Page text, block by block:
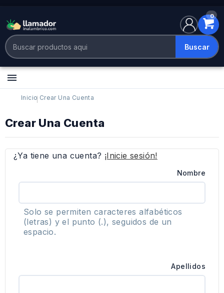
Buscar
0

Inicio Crear Una Cuenta
Crear Una Cuenta
¿Ya tiene una cuenta? ¡Inicie sesión!
Nombre
Solo se permiten caracteres alfabéticos
(letras) y el punto (.), seguidos de un
espacio.
Apellidos